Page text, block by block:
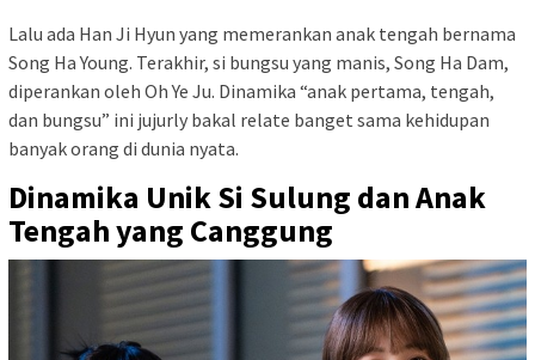
Lalu ada Han Ji Hyun yang memerankan anak tengah bernama
Song Ha Young. Terakhir, si bungsu yang manis, Song Ha Dam,
diperankan oleh Oh Ye Ju. Dinamika “anak pertama, tengah,
dan bungsu” ini jujurly bakal relate banget sama kehidupan
banyak orang di dunia nyata.
Dinamika Unik Si Sulung dan Anak
Tengah yang Canggung